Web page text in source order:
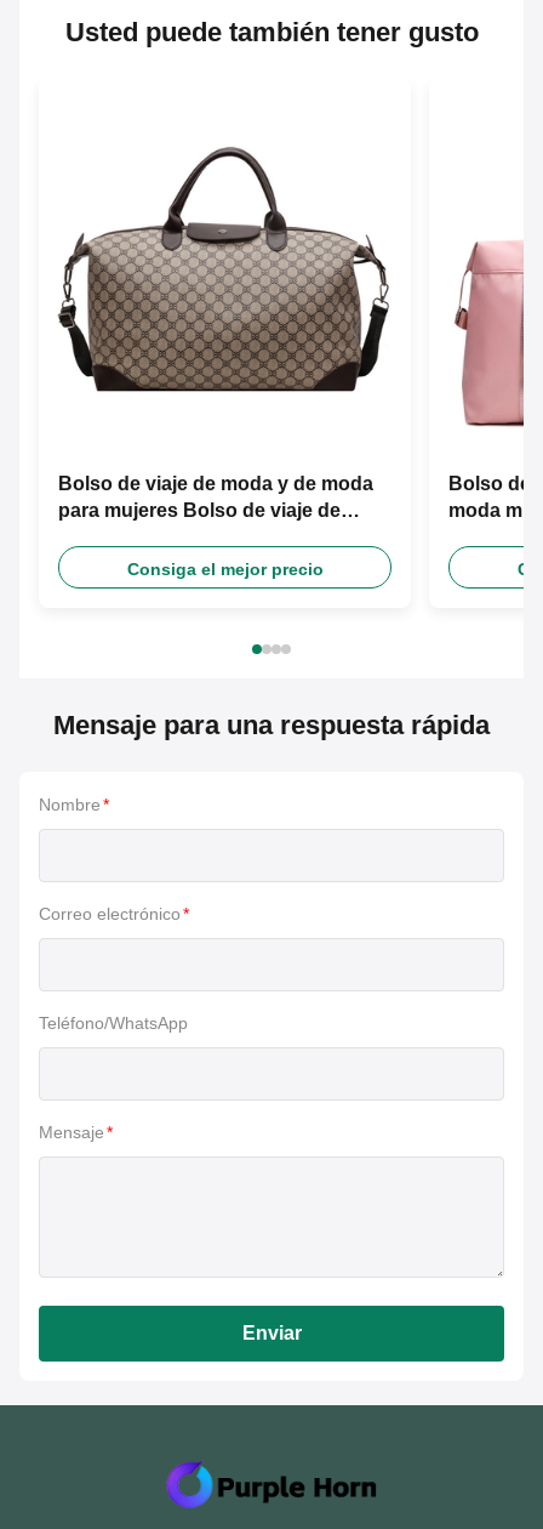
Usted puede también tener gusto
Bolso de viaje de moda y de moda
para mujeres Bolso de viaje de
Consiga el mejor precio
Bolso de
moda
Mensaje para una respuesta rápida
Nombre*
Correo electrónico*
Teléfono/WhatsApp
Mensaje*
Enviar